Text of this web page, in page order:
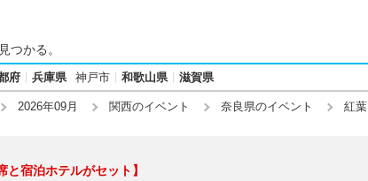
つかる。
府 兵庫県 神戸市 和歌山県 滋賀県
2026年09月 関西のイベント 奈良県のイベント 紅葉
と宿泊ホテルがセット】